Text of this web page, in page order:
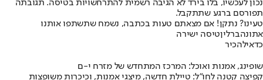
נכון לעכשיו, בלו בירד לא הגיבה רשמית להתרחשויות בטיסה. תגובתה
תפורסם ברגע שתתקבל.
טעינו? נתקן! אם מצאתם טעות בכתבה, נשמח שתשתפו אותנו
אתונהברליןטיסה ישירה
כדאילהכיר
שופינג, אמנות ואוכל: המרכז המתחדש של מזרח י-ם
קפיצה קטנה לחו"ל: טיילת חדשה, מיצגי אמנות, וכיכרות משופצות